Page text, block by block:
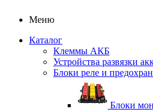
Меню
Каталог
Клеммы АКБ
Устройства развязки
Блоки реле и
Блоки